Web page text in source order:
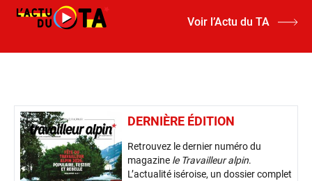
Voir l’Actu du TA
DERNIÈRE ÉDITION
Retrouvez le dernier numéro du
magazine le Travailleur alpin.
L’actualité iséroise, un dossier complet